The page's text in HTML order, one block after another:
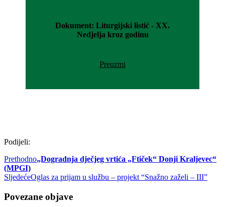
Dokument: Liturgijski listić - XX.
Nedjelja kroz godinu
Preuzmi
Podijeli:
Prethodno„Dogradnja dječjeg vrtića „Ftiček“ Donji Kraljevec“
(MPGI)
SljedećeOglas za prijam u službu – projekt “Snažno zaželi – III”
Povezane objave